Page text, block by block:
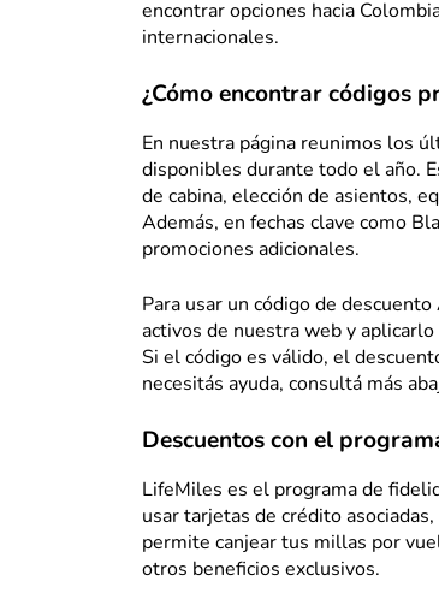
encontrar opciones hacia
internacionales.
¿Cómo encontrar códigos
En nuestra página reunimos los
disponibles durante todo el año.
de cabina, elección de asientos,
Además, en fechas clave como
promociones adicionales.
Para usar un código de
activos de nuestra web y
Si el código es válido, el
necesitás ayuda, consultá más
Descuentos con el
LifeMiles es el programa de
usar tarjetas de crédito
permite canjear tus millas por
otros beneficios exclusivos.